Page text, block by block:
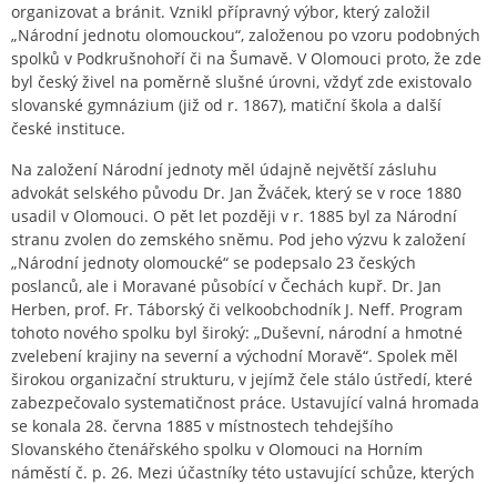
organizovat a bránit. Vznikl přípravný výbor, který založil
„Národní jednotu olomouckou“, založenou po vzoru podobných
spolků v Podkrušnohoří či na Šumavě. V Olomouci proto, že zde
byl český živel na poměrně slušné úrovni, vždyť zde existovalo
slovanské gymnázium (již od r. 1867), matiční škola a další
české instituce.
Na založení Národní jednoty měl údajně největší zásluhu
advokát selského původu Dr. Jan Žváček, který se v roce 1880
usadil v Olomouci. O pět let později v r. 1885 byl za Národní
stranu zvolen do zemského sněmu. Pod jeho výzvu k založení
„Národní jednoty olomoucké“ se podepsalo 23 českých
poslanců, ale i Moravané působící v Čechách kupř. Dr. Jan
Herben, prof. Fr. Táborský či velkoobchodník J. Neff. Program
tohoto nového spolku byl široký: „Duševní, národní a hmotné
zvelebení krajiny na severní a východní Moravě“. Spolek měl
širokou organizační strukturu, v jejímž čele stálo ústředí, které
zabezpečovalo systematičnost práce. Ustavující valná hromada
se konala 28. června 1885 v místnostech tehdejšího
Slovanského čtenářského spolku v Olomouci na Horním
náměstí č. p. 26. Mezi účastníky této ustavující schůze, kterých